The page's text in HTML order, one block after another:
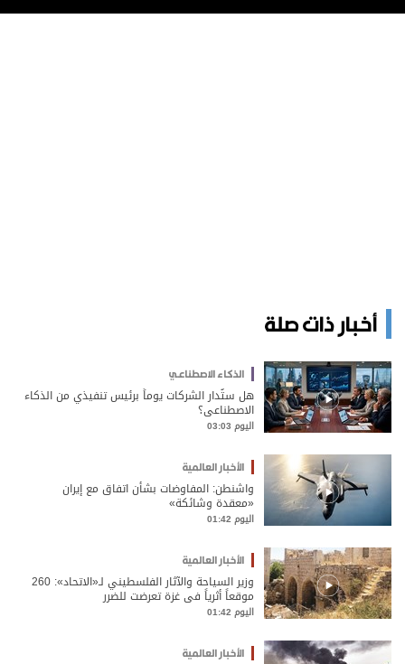
أخبار ذات صلة
الذكاء الاصطناعي
هل ستُدار الشركات يوماً برئيس تنفيذي من الذكاء
الاصطناعي؟
اليوم 03:03
الأخبار العالمية
واشنطن: المفاوضات بشأن اتفاق مع إيران
«معقدة وشائكة»
اليوم 01:42
الأخبار العالمية
وزير السياحة والآثار الفلسطيني لـ«الاتحاد»: 260
موقعاً أثرياً في غزة تعرضت للضرر
اليوم 01:42
الأخبار العالمية